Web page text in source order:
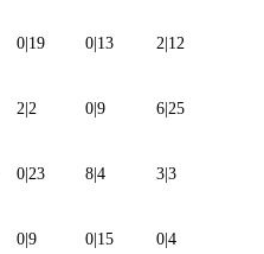
0|19 0|13 2|12
2|2 0|9 6|25
0|23 8|4 3|3
0|9 0|15 0|4